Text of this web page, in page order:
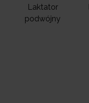
Laktator
podwójny